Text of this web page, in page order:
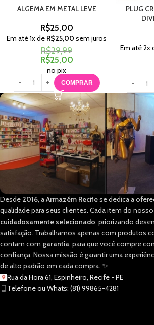
ALGEMA EM METAL LEVE
R$25,00
Em até1x de R$25,00 sem juros
R$29,99
R$25,00
no pix
COMPRAR
PLUG
Em até2x
Desde 2016, aArmazém Recifese dedica a
qualidade para seus clientes. Cada item do
cuidadosamente selecionado, priorizando
satisfação. Trabalhamos apenas com produtos
contam com garantia, para que você compre
confiança. Nossa missão é garantir uma
de alto padrão em cada compra. ✨
Rua da Hora 61, Espinheiro, Recife - PE
Telefone ou Whats: (81) 99865-4281